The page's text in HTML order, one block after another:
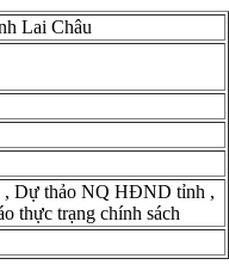
Lai Châu
, Dự thảo NQ HĐND tỉnh ,
thực trạng chính sách